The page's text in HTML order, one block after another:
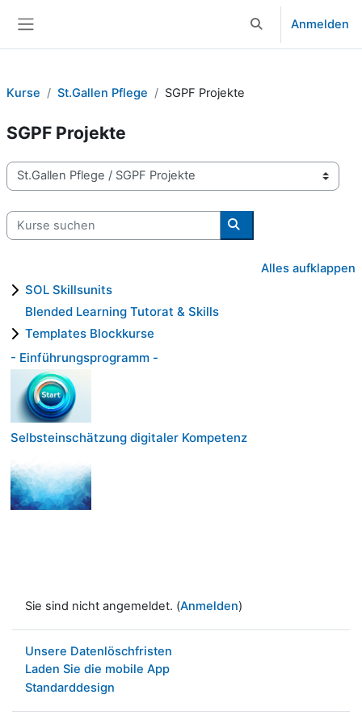
Sucheingabe
Anmelden
Kurse St.Gallen Pflege SGPF Projekte
SGPF Projekte
Kursbereiche
Kurse suchen
Kurse suchen
Alles aufklappen
SOL Skillsunits
Blended Learning Tutorat & Skills
Templates Blockkurse
- Einführungsprogramm -
Selbsteinschätzung digitaler Kompetenz
Sie sind nicht angemeldet. (Anmelden)
Unsere Datenlöschfristen
Laden Sie die mobile App
Standarddesign